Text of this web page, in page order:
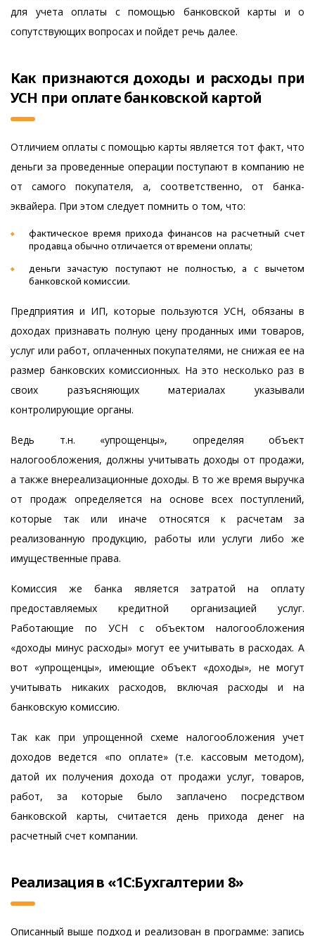
для учета оплаты с помощью банковской карты и о
сопутствующих вопросах и пойдет речь далее.
Как признаются доходы и расходы при
УСН при оплате банковской картой
Отличием оплаты с помощью карты является тот факт, что
деньги за проведенные операции поступают в компанию не
от самого покупателя, а, соответственно, от банка-
эквайера. При этом следует помнить о том, что:
фактическое время прихода финансов на расчетный счет
продавца обычно отличается от времени оплаты;
деньги зачастую поступают не полностью, а с вычетом
банковской комиссии.
Предприятия и ИП, которые пользуются УСН, обязаны в
доходах признавать полную цену проданных ими товаров,
услуг или работ, оплаченных покупателями, не снижая ее на
размер банковских комиссионных. На это несколько раз в
своих разъясняющих материалах указывали
контролирующие органы.
Ведь т.н. «упрощенцы», определяя объект
налогообложения, должны учитывать доходы от продажи,
а также внереализационные доходы. В то же время выручка
от продаж определяется на основе всех поступлений,
которые так или иначе относятся к расчетам за
реализованную продукцию, работы или услуги либо же
имущественные права.
Комиссия же банка является затратой на оплату
предоставляемых кредитной организацией услуг.
Работающие по УСН с объектом налогообложения
«доходы минус расходы» могут ее учитывать в расходах. А
вот «упрощенцы», имеющие объект «доходы», не могут
учитывать никаких расходов, включая расходы и на
банковскую комиссию.
Так как при упрощенной схеме налогообложения учет
доходов ведется «по оплате» (т.е. кассовым методом),
датой их получения дохода от продажи услуг, товаров,
работ, за которые было заплачено посредством
банковской карты, считается день прихода денег на
расчетный счет компании.
Реализация в «1С:Бухгалтерии 8»
Описанный выше подход и реализован в программе: запись